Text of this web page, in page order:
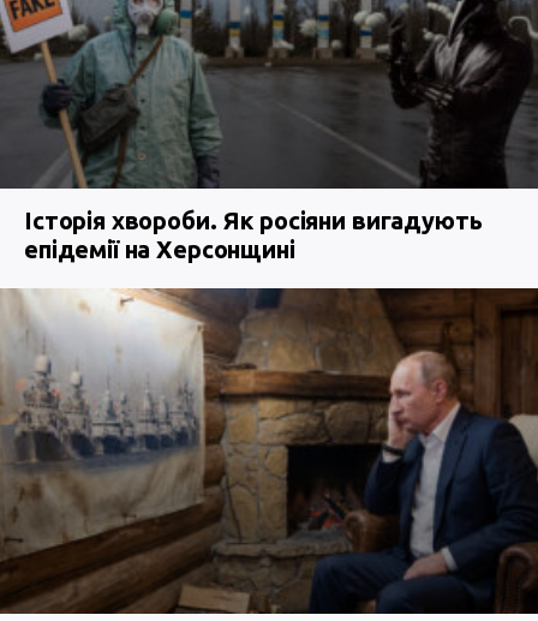
Історія хвороби. Як росіяни вигадують
епідемії на Херсонщині